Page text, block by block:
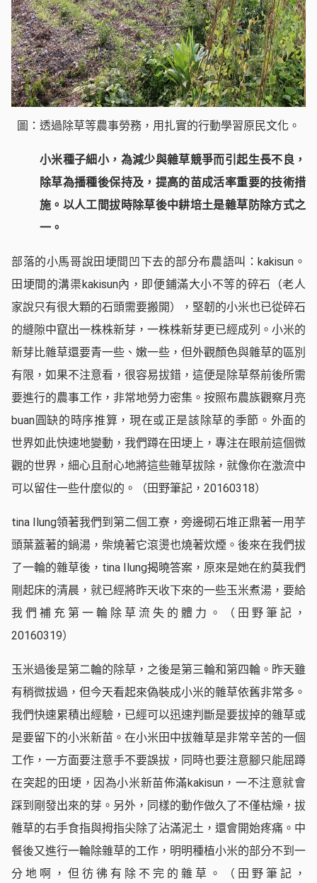
圖：透過除草等農事勞務，用扎實的行動學習原民文化。
小米種子細小，為減少與雜草競爭而引起生長不良，
除草為播種後保持及，提高的苗成活率重要的技術措
施。以人工間拔時除草後中耕培土是雜草防除方式之
一。
部落的小馬哥說田埂間凹下去的部分布農語叫：kakisun。
田埂間的溝渠kakisun內，即便鋪滿大小不等的碎石（老人
家說只有很大顆的石頭需要搬開），堅韌的小米也已從碎石
的縫隙中竄出一株株新芽，一株株新芽更已經成列。小米的
新芽比雜草還要青一些、嫩一些，但外觀顏色與雜草的區別
有限，如果不注意看，很容易拔錯，這便是除草祭前後所需
要進行的農事工作，非常地勞力密集。按照布農族觀察月亮
buan圓缺的時序推算，現在或正是該除草的季節。外面的
世界如此快速地變動，我們蹲在田埂上，專注在眼前這個微
觀的世界，細心且耐心地將這些雜草拔除，就像你在激流中
可以留住一些什麼似的。（田野筆記，20160318）
tina Ilung領著我們到第二個工寮，旁邊砌石堆正鼎著一用芋
頭葉蓋著的鍋湯，柴燒著它滾燙也燒著炊煙。後來在我們拔
了一輪的雜草後，tina Ilung揭曉答案，原來是她在約莫我們
剛起床的清晨，就已經將昨天收下來的一些玉米煮湯，要給
我們補充第一輪除草流失的體力。（田野筆記，
20160319）
玉米過後是第二輪的除草，之後是第三輪和第四輪。昨天雖
有稍微拔過，但今天看起來偽裝成小米的雜草依舊非常多。
我們快速累積出經驗，已經可以迅速判斷是要拔掉的雜草或
是要留下的小米新苗。在小米田中拔雜草是非常辛苦的一個
工作，一方面要注意手不要誤拔，同時也要注意腳只能屈蹲
在突起的田埂，因為小米新苗佈滿kakisun，一不注意就會
踩到剛發出來的芽。另外，同樣的動作做久了不僅枯燥，拔
雜草的右手食指與拇指尖除了沾滿泥土，還會開始疼痛。中
餐後又進行一輪除雜草的工作，明明種植小米的部分不到一
分地啊，但彷彿有除不完的雜草。（田野筆記，